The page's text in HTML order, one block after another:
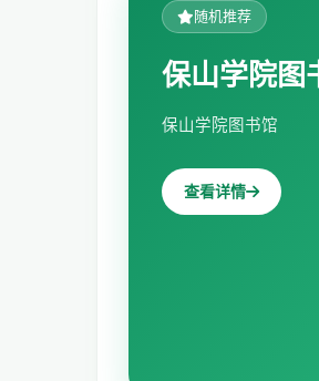
随机推荐
保山学院图
保山学院图书馆
查看详情